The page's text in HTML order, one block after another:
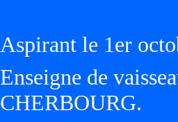
Aspirant le 1er
Enseigne de
CHERBOURG.